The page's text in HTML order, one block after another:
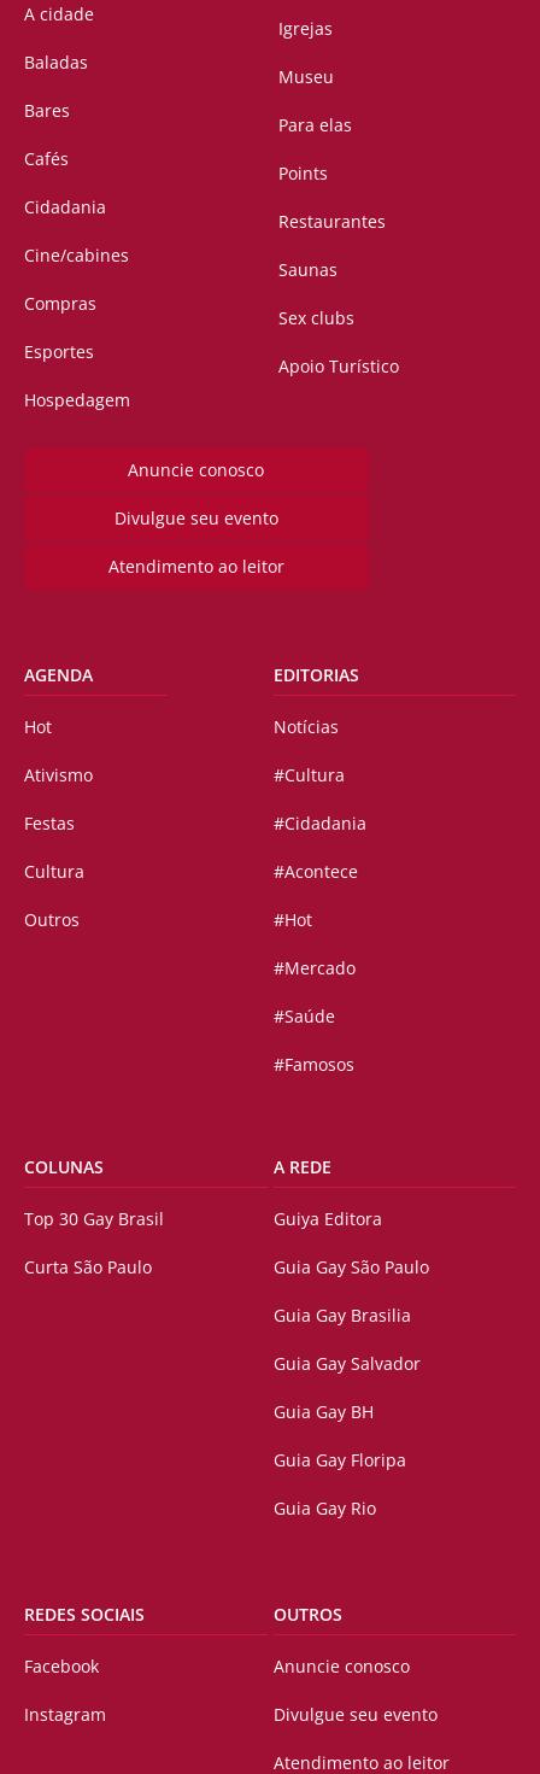
A cidade
Baladas
Bares
Cafés
Cidadania
Cine/cabines
Compras
Esportes
Hospedagem
Igrejas
Museu
Para elas
Points
Restaurantes
Saunas
Sex clubs
Apoio Turístico
Anuncie conosco
Divulgue seu evento
Atendimento ao leitor
AGENDA
Hot
Ativismo
Festas
Cultura
Outros
EDITORIAS
Notícias
#Cultura
#Cidadania
#Acontece
#Hot
#Mercado
#Saúde
#Famosos
COLUNAS
Top 30 Gay Brasil
Curta São Paulo
A REDE
Guiya Editora
Guia Gay São Paulo
Guia Gay Brasilia
Guia Gay Salvador
Guia Gay BH
Guia Gay Floripa
Guia Gay Rio
REDES SOCIAIS
Facebook
Instagram
OUTROS
Anuncie conosco
Divulgue seu evento
Atendimento ao leitor